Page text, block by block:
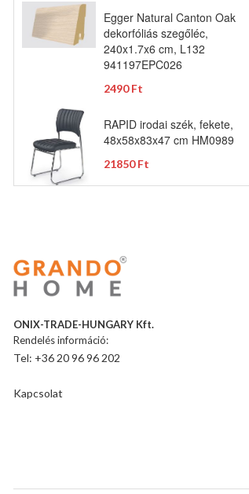
Egger Natural Canton Oak
dekorfóliás szegőléc,
240x1.7x6 cm, L132
941197EPC026
2490 Ft
RAPID irodai szék, fekete,
48x58x83x47 cm HM0989
21850 Ft
ONIX-TRADE-HUNGARY Kft.
Rendelés információ:
Tel: +36 20 96 96 202
Kapcsolat